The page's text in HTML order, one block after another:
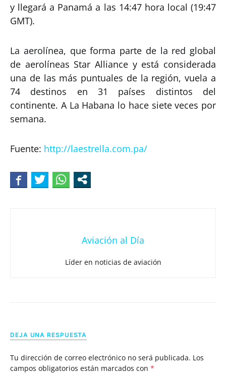
y llegará a Panamá a las 14:47 hora local (19:47
GMT).
La aerolínea, que forma parte de la red global
de aerolíneas Star Alliance y está considerada
una de las más puntuales de la región, vuela a
74 destinos en 31 países distintos del
continente. A La Habana lo hace siete veces por
semana.
Fuente: http://laestrella.com.pa/
Aviación al Día
Líder en noticias de aviación
DEJA UNA RESPUESTA
Tu dirección de correo electrónico no será publicada. Los
campos obligatorios están marcados con *